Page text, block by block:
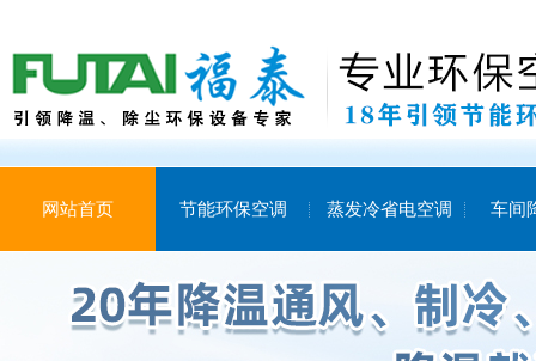
网站首页 节能环保空调 蒸发冷省电空调 车间